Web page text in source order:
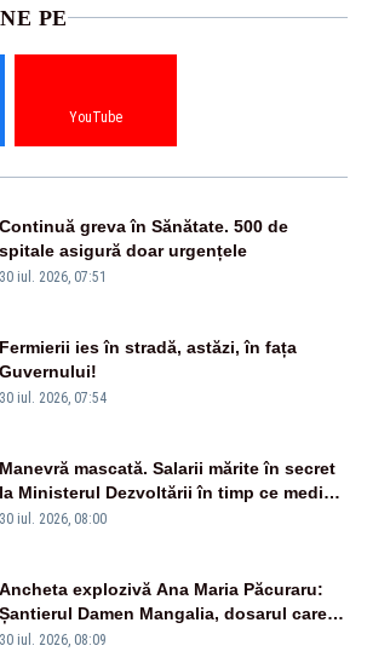
PE
YouTube
Continuă greva în Sănătate. 500 de
spitale asigură doar urgențele
30 iul. 2026, 07:51
Fermierii ies în stradă, astăzi, în fața
Guvernului!
30 iul. 2026, 07:54
Manevră mascată. Salarii mărite în secret
la Ministerul Dezvoltării în timp ce medicii
ies în stradă
30 iul. 2026, 08:00
Ancheta explozivă Ana Maria Păcuraru:
Șantierul Damen Mangalia, dosarul care
scufundă apărarea României
30 iul. 2026, 08:09